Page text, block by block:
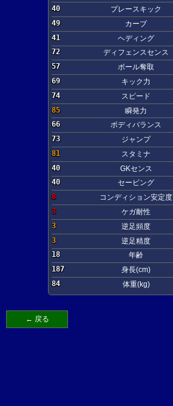
40
プレースキック
49
カーブ
41
ヘディング
72
ディフェンスセンス
57
ボール奪取
69
キック力
74
スピード
85
瞬発力
66
ボディバランス
73
ジャンプ
81
スタミナ
40
GKセンス
40
セービング
8
コンディション安定度
3
ケガ耐性
3
逆足頻度
3
逆足精度
18
年齢
187
身長(cm)
84
体重(kg)
← 戻る